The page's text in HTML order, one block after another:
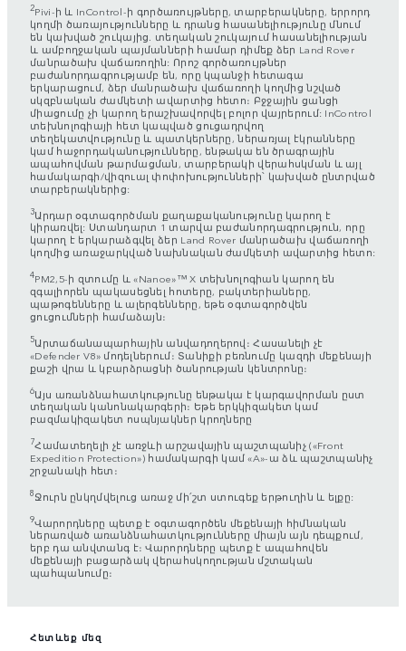
2Pivi-ի և InControl-ի գործառույթները, տարբերակները, երրորդ
կողմի ծառայությունները և դրանց հասանելիությունը մնում
են կախված շուկայից. տեղական շուկայում հասանելիության
և ամբողջական պայմանների համար դիմեք ձեր Land Rover
մանրածախ վաճառողին: Որոշ գործառույթներ
բաժանորդագրությամբ են, որը կպանջի հետագա
երկարացում, ձեր մանրածախ վաճառողի կողմից նշված
սկզբնական ժամկետի ավարտից հետո։ Բջջային ցանցի
միացումը չի կարող երաշխավորվել բոլոր վայրերում: InControl
տեխնոլոգիայի հետ կապված ցուցադրվող
տեղեկատվությունը և պատկերները, ներառյալ էկրանները
կամ հաջորդականությունները, ենթակա են ծրագրային
ապահովման թարմացման, տարբերակի վերահսկման և այլ
համակարգի/վիզուալ փոփոխությունների՝ կախված ընտրված
տարբերակներից:
3Արդար օգտագործման քաղաքականությունը կարող է
կիրառվել: Ստանդարտ 1 տարվա բաժանորդագրություն, որը
կարող է երկարաձգվել ձեր Land Rover մանրածախ վաճառողի
կողմից առաջարկված նախնական ժամկետի ավարտից հետո:
4PM2,5-ի զտումը և «Nanoe»™ X տեխնոլոգիան կարող են
զգալիորեն պակասեցնել հոտերը, բակտերիաները,
պաթոգենները և ալերգենները, եթե օգտագործվեն
ցուցումների համաձայն։
5Արտաճանապարհային անվադողերով։ Հասանելի չէ
«Defender V8» մոդելներում։ Տանիքի բեռնումը կազդի մեքենայի
քաշի վրա և կբարձրացնի ծանրության կենտրոնը։
6Այս առանձնահատկությունը ենթակա է կարգավորման ըստ
տեղական կանոնակարգերի։ Եթե երկկիզակետ կամ
բազմակիզակետ ոսպնյակներ կրողները
7Համատեղելի չէ առջևի արշավային պաշտպանիչ («Front
Expedition Protection») համակարգի կամ «A»-ա ձև պաշտպանիչ
շրջանակի հետ։
8Ջուրն ընկղմվելուց առաջ մի՛շտ ստուգեք երթուղին և ելքը:
9Վարորդները պետք է օգտագործեն մեքենայի հիմնական
ներառված առանձնահատկությունները միայն այն դեպքում,
երբ դա անվտանգ է։ Վարորդները պետք է ապահովեն
մեքենայի բացարձակ վերահսկողության մշտական
պահպանումը։
Հետևեք մեզ